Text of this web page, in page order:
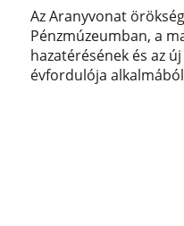
Az Aranyvonat
Pénzmúzeumban, a
hazatérésének és az
évfordulója